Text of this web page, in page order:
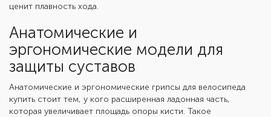
ценит плавность хода.
Анатомические и
эргономические модели для
защиты суставов
Анатомические и эргономические грипсы для велосипеда
купить стоит тем, у кого расширенная ладонная часть,
которая увеличивает площадь опоры кисти. Такое